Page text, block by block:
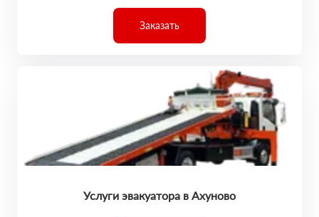
Заказать
Услуги эвакуатора в Ахуново